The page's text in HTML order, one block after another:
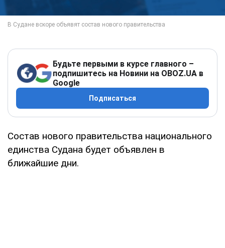
Будьте первыми в курсе главного –
подпишитесь на Новини на OBOZ.UA в
Google
Подписаться
Состав нового правительства национального
единства Судана будет объявлен в
ближайшие дни.